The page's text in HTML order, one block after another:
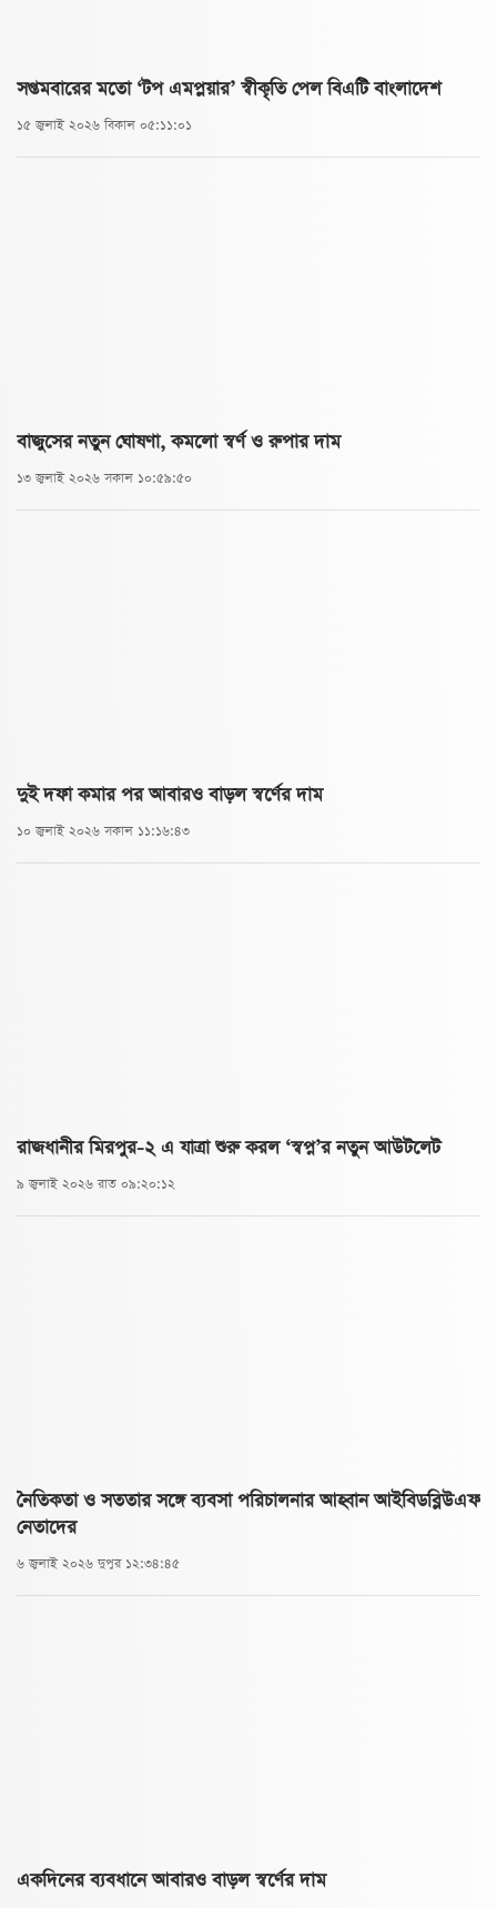
সপ্তমবারের মতো ‘টপ এমপ্লয়ার’ স্বীকৃতি পেল বিএটি বাংলাদেশ
১৫ জুলাই ২০২৬ বিকাল ০৫:১১:০১
বাজুসের নতুন ঘোষণা, কমলো স্বর্ণ ও রুপার দাম
১৩ জুলাই ২০২৬ সকাল ১০:৫৯:৫০
দুই দফা কমার পর আবারও বাড়ল স্বর্ণের দাম
১০ জুলাই ২০২৬ সকাল ১১:১৬:৪৩
রাজধানীর মিরপুর-২ এ যাত্রা শুরু করল ‘স্বপ্ন’র নতুন আউটলেট
৯ জুলাই ২০২৬ রাত ০৯:২০:১২
নৈতিকতা ও সততার সঙ্গে ব্যবসা পরিচালনার আহ্বান আইবিডব্লিউএফ
নেতাদের
৬ জুলাই ২০২৬ দুপুর ১২:৩৪:৪৫
একদিনের ব্যবধানে আবারও বাড়ল স্বর্ণের দাম